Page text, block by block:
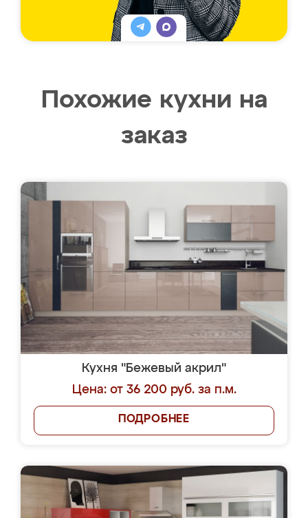
Похожие кухни на
заказ
Кухня "Бежевый акрил"
Цена: от 36 200 руб. за п.м.
ПОДРОБНЕЕ